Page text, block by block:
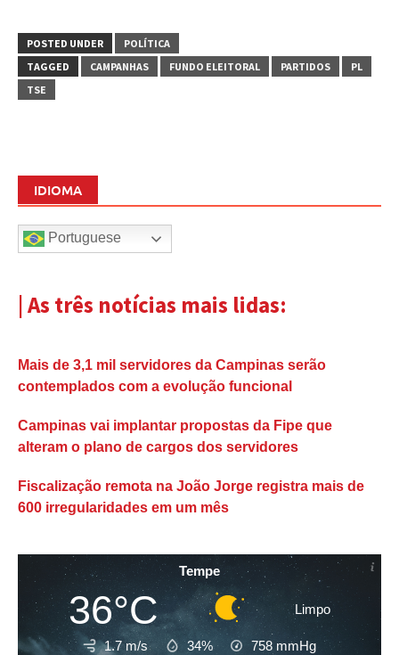
POSTED UNDER
POLÍTICA
TAGGED
CAMPANHAS FUNDO ELEITORAL PARTIDOS
PL
TSE
IDIOMA
Portuguese
| As três notícias mais lidas:
Mais de 3,1 mil servidores da Campinas serão
contemplados com a evolução funcional
Campinas vai implantar propostas da Fipe que
alteram o plano de cargos dos servidores
Fiscalização remota na João Jorge registra mais de
600 irregularidades em um mês
Tempe
36°C Limpo
1.7 m/s 34% 758 mmHg